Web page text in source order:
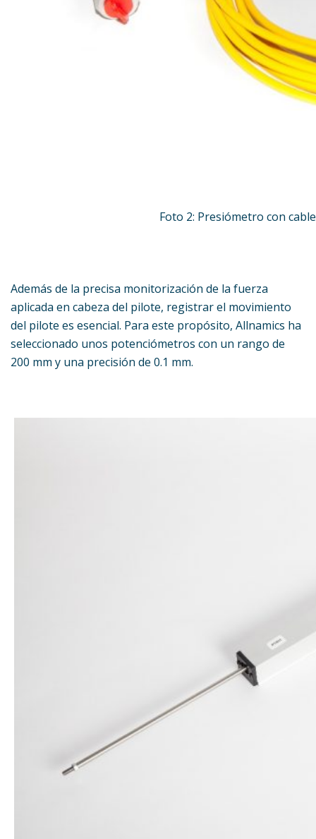
Foto 2: Presiómetro con
Además de la precisa monitorización de la fuerza
aplicada en cabeza del pilote, registrar el movimiento
del pilote es esencial. Para este propósito, Allnamics ha
seleccionado unos potenciómetros con un rango de
200 mm y una precisión de 0.1 mm.